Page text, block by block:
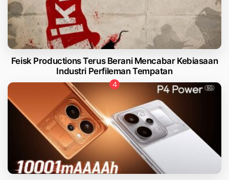
Feisk Productions Terus Berani Mencabar Kebiasaan
Industri Perfileman Tempatan